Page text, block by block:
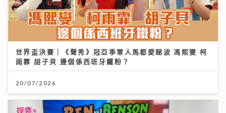
世界盃決賽｜《聲秀》冠亞季軍人馬都愛睇波 馮熙燮 柯
雨霏 胡子貝 邊個係西班牙鐵粉？
20/07/2026